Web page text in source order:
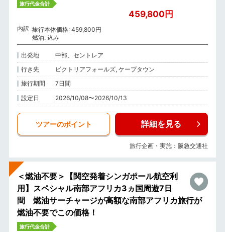
旅行代金合計
459,800円
内訳 旅行本体価格: 459,800円
燃油: 込み
出発地
中部、セントレア
行き先
ビクトリアフォールズ, ケープタウン
旅行期間
7日間
設定日
2026/10/08〜2026/10/13
ツアーのポイント 詳細を見る
旅行企画・実施：阪急交通社
＜燃油不要＞【関空発着シンガポール航空利
用】スペシャル南部アフリカ3ヵ国周遊7日
間 燃油サーチャージが高額な南部アフリカ旅行が
燃油不要でこの価格！
旅行代金合計